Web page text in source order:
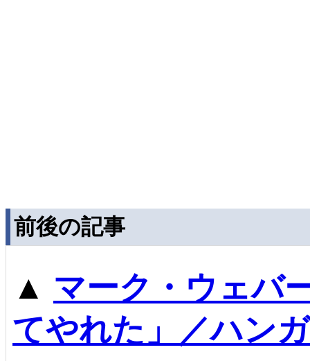
前後の記事
▲ マーク・ウェバ
てやれた」／ハン